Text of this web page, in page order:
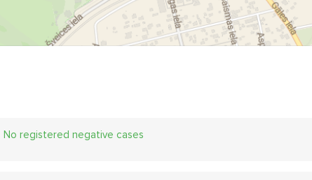
No registered negative cases